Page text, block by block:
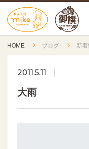
HOME ブログ 新
2011.5.11
大雨